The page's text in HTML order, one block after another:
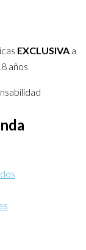
EXCLUSIVAa
años